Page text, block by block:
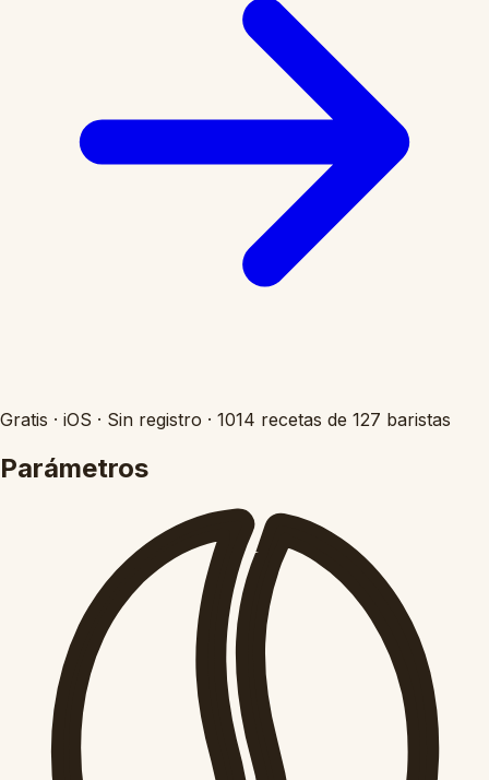
Gratis · iOS · Sin registro · 1014 recetas de 127 baristas
Parámetros